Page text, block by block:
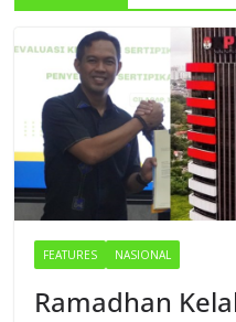
FEATURES NASIONAL
Ramadhan